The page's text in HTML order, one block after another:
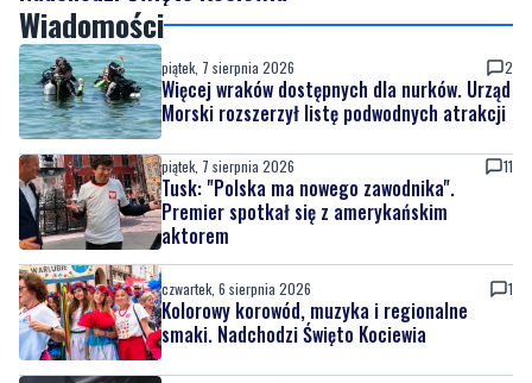
Wiadomości
piątek, 7 sierpnia 2026 2
Więcej wraków dostępnych dla nurków. Urząd
Morski rozszerzył listę podwodnych atrakcji
piątek, 7 sierpnia 2026 11
Tusk: "Polska ma nowego zawodnika".
Premier spotkał się z amerykańskim
aktorem
czwartek, 6 sierpnia 2026 1
Kolorowy korowód, muzyka i regionalne
smaki. Nadchodzi Święto Kociewia